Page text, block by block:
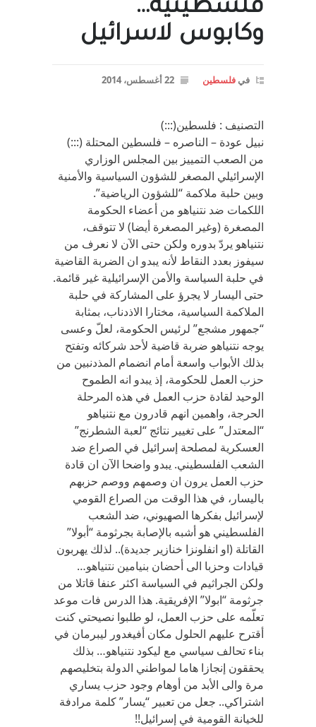
فلسطينية…
وكابوس لاسرائيل
في فلسطين 22 أغسطس، 2014
التصنيف : فلسطين(:::)
نبيل عودة – الناصره – فلسطين المحتلة (:::)
من الصعب التمييز بين المجلس الوزاري
الإسرائيلي المصغر للشؤون السياسية والأمنية
وبين حلبة ملاكمة “للشؤون الرياضية”.
اللكمات ضد نتنياهو من أعضاء الحكومة
المصغرة (وغير المصغرة أيضا) لا تتوقف،
نتنياهو يردّ بدوره ولكن حتى الآن لا نعرف من
سيفوز بعدد النقاط لأنه يبدو ان الضربة القاضية
في حلبة السياسة والأمن الإسرائيلية غير قائمة.
حتى اليسار لا يجرؤ على المشاركة في حلبة
الملاكمة السياسية، مختارا الاذدناب، بمثابة
“جمهور مشجع” لرئيس الحكومة، لعلّ وعسى
يوجه نتنياهو ضربة قاضية لأحد شركائه وتفتح
بذلك الأبواب واسعة أمام انضمام المذدنبين من
حزب العمل للحكومة، إذ يبدو انه الطموح
الوحيد لقادة حزب العمل في هذه المرحلة
الحرجة، واهمين انهم قادرون مع نتنياهو
“المعتدل” على تغيير نتائج “لعبة الشطرنج”
العسكرية لمصلحة إسرائيل في الصراع ضد
الشعب الفلسطيني. يبدو واضحا الآن ان قادة
حزب العمل يرون ان وصمهم ووصم حزبهم
باليسار، في هذا الوقت من الصراع القومي
لإسرائيل بفكرها الصهيوني، ضد الشعب
الفلسطيني هو أشبه بالإصابة بجرثومة “أبولا”
القاتلة (او انفلونزا خنازير جديدة).. لذلك يهربون
قيادات وحزبا الى أحضان بنيامين نتنياهو…
ولكن الجراثيم في السياسة اكثر عنفا قاتلا من
جرثومة “ابولا” الإفريقية. هذا الدرس فات موعد
تعلّمه على حزب العمل، لو طلبوا نصيحتي كنت
أقترح عليهم الحلول مكان أفيغدور ليبرمان في
بناء تحالف سياسي مع ليكود نتنياهو… بذلك
يحققون إنجازا هاما لمواطني الدولة بتخليصهم
مرة والى الأبد من أوهام وجود حزب يساري
اشتراكي.. جعل من تعبير “يسار” كلمة مرادفة
للخيانة القومية في إسرائيل!!